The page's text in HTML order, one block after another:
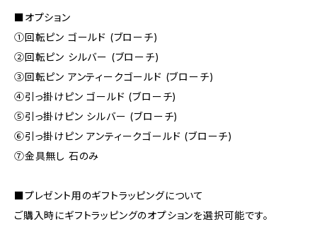
■オプション
①回転ピン ゴールド (ブローチ)
②回転ピン シルバー (ブローチ)
③回転ピン アンティークゴールド (ブローチ)
④引っ掛けピン ゴールド (ブローチ)
⑤引っ掛けピン シルバー (ブローチ)
⑥引っ掛けピン アンティークゴールド (ブローチ)
⑦金具無し 石のみ
■プレゼント用のギフトラッピングについて
ご購入時にギフトラッピングのオプションを選択可能です。